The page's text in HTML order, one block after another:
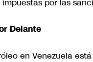
por las
Delante
en Venezuela